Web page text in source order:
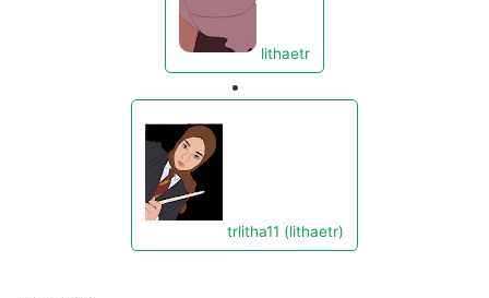
lithaetr
trlitha11 (lithaetr)